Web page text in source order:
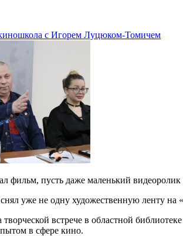
с Игорем Луцюком-Томичем
фильм, пусть даже маленький видеоролик
уже не одну художественную ленту на
творческой встрече в областной
в сфере кино.